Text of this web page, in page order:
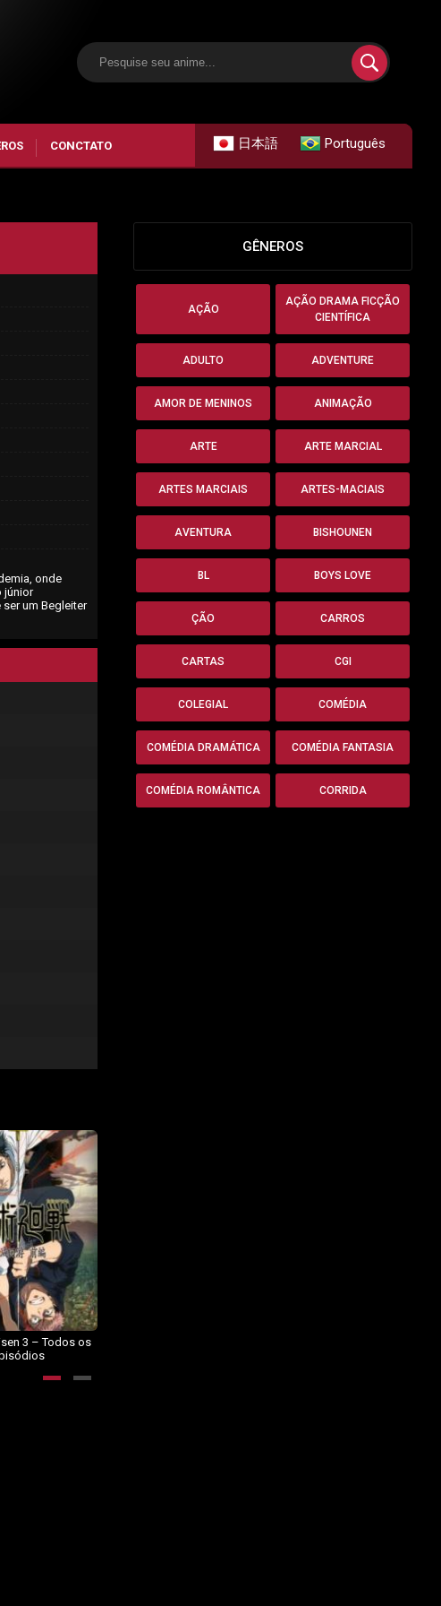
CONCTATO 日本語 Português
onde
júnior
um Begleiter
3 – Todos os
GÊNEROS
AÇÃO
AÇÃO DRAMA FICÇÃO
CIENTÍFICA
ADULTO ADVENTURE
AMOR DE MENINOS ANIMAÇÃO
ARTE ARTE MARCIAL
ARTES MARCIAIS ARTES-MACIAIS
AVENTURA BISHOUNEN
BL BOYS LOVE
ÇÃO CARROS
CARTAS CGI
COLEGIAL COMÉDIA
COMÉDIA DRAMÁTICA COMÉDIA FANTASIA
COMÉDIA ROMÂNTICA CORRIDA